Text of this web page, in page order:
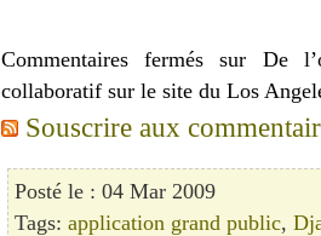
Commentaires fermés sur De
collaboratif sur le site du Los
Souscrire aux
Posté le : 04 Mar 2009
Tags:application grand public,